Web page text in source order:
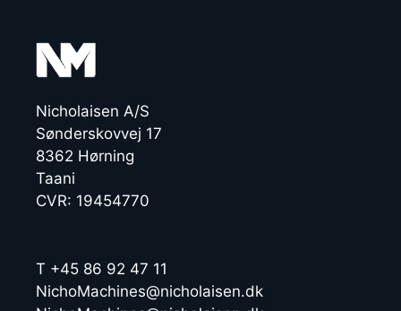
Nicholaisen A/S
Sønderskovvej 17
8362 Hørning
Taani
CVR: 19454770
T +45 86 92 47 11
NichoMachines@nicholaisen.dk